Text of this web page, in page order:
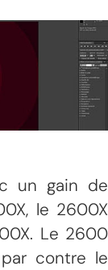
un gain de
le 2600X
Le 2600
contre le